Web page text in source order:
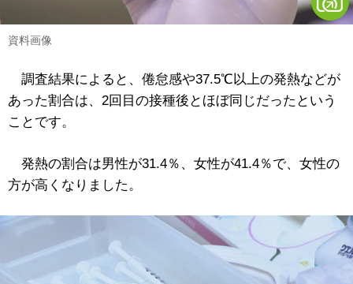
資料画像
調査結果によると、倦怠感や37.5℃以上の発熱などが
あった割合は、2回目の接種後とほぼ同じだったという
ことです。
発熱の割合は男性が31.4％、女性が41.4％で、女性の
方が高くなりました。